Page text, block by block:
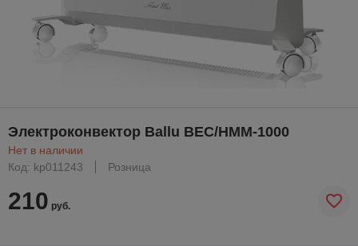
Электроконвектор Ballu BEC/HMM-1000
Нет в наличии
Код: kp011243
Розница
210 руб.